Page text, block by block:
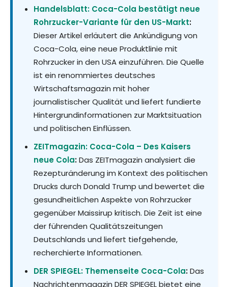
Handelsblatt: Coca-Cola bestätigt neue
Rohrzucker-Variante für den US-Markt:
Dieser Artikel erläutert die Ankündigung von
Coca-Cola, eine neue Produktlinie mit
Rohrzucker in den USA einzuführen. Die Quelle
ist ein renommiertes deutsches
Wirtschaftsmagazin mit hoher
journalistischer Qualität und liefert fundierte
Hintergrundinformationen zur Marktsituation
und politischen Einflüssen.
ZEITmagazin: Coca-Cola – Des Kaisers
neue Cola:Das ZEITmagazin analysiert die
Rezepturänderung im Kontext des politischen
Drucks durch Donald Trump und bewertet die
gesundheitlichen Aspekte von Rohrzucker
gegenüber Maissirup kritisch. Die Zeit ist eine
der führenden Qualitätszeitungen
Deutschlands und liefert tiefgehende,
recherchierte Informationen.
DER SPIEGEL: Themenseite Coca-Cola:Das
Nachrichtenmagazin DER SPIEGEL bietet eine